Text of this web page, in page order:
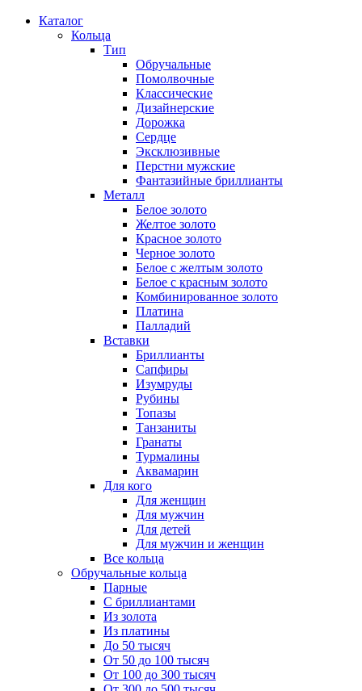
Каталог
Кольца
Тип
Обручальные
Помолвочные
Классические
Дизайнерские
Дорожка
Сердце
Эксклюзивные
Перстни мужские
Фантазийные бриллианты
Металл
Белое золото
Желтое золото
Красное золото
Черное золото
Белое с желтым золото
Белое с красным золото
Комбинированное золото
Платина
Палладий
Вставки
Бриллианты
Сапфиры
Изумруды
Рубины
Топазы
Танзаниты
Гранаты
Турмалины
Аквамарин
Для кого
Для женщин
Для мужчин
Для детей
Для мужчин и женщин
Все кольца
Обручальные кольца
Парные
С бриллиантами
Из золота
Из платины
До 50 тысяч
От 50 до 100 тысяч
От 100 до 300 тысяч